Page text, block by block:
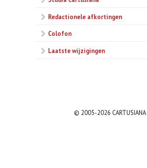
Redactionele afkortingen
Colofon
Laatste wijzigingen
© 2005-2026 CARTUSIANA